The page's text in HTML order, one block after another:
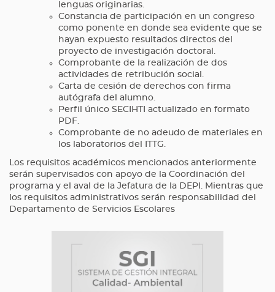
lenguas originarias.
Constancia de participación en un congreso
como ponente en donde sea evidente que se
hayan expuesto resultados directos del
proyecto de investigación doctoral.
Comprobante de la realización de dos
actividades de retribución social.
Carta de cesión de derechos con firma
autógrafa del alumno.
Perfil único SECIHTI actualizado en formato
PDF.
Comprobante de no adeudo de materiales en
los laboratorios del ITTG.
Los requisitos académicos mencionados anteriormente
serán supervisados con apoyo de la Coordinación del
programa y el aval de la Jefatura de la DEPI. Mientras que
los requisitos administrativos serán responsabilidad del
Departamento de Servicios Escolares